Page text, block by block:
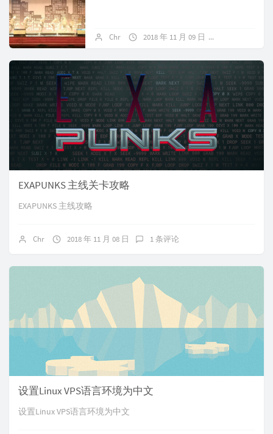
Chr 2018 年 11 月 09 日
EXAPUNKS 主线关卡攻略
EXAPUNKS 主线攻略
Chr 2018 年 11 月 08 日 1 条评论
设置Linux VPS语言环境为中文
设置Linux VPS语言环境为中文